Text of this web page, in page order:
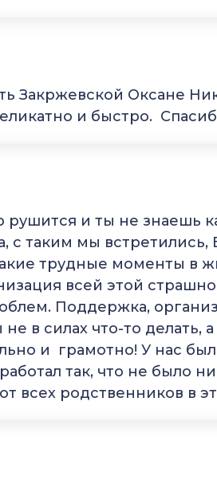
Закржевской Оксане
и быстро.
рушится и ты не знаешь
с таким мы
трудные моменты в
всей этой
Поддержка,
в силах что-то делать,
и грамотно! У нас
так, что не было
всех родственников в